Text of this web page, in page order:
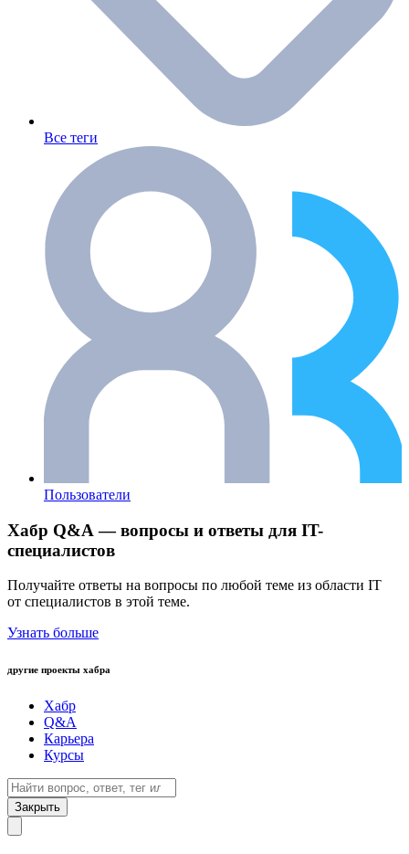
Все теги
Пользователи
Хабр Q&A — вопросы и ответы для IT-
специалистов
Получайте ответы на вопросы по любой теме из области IT
от специалистов в этой теме.
Узнать больше
другие проекты хабра
Хабр
Q&A
Карьера
Курсы
Закрыть